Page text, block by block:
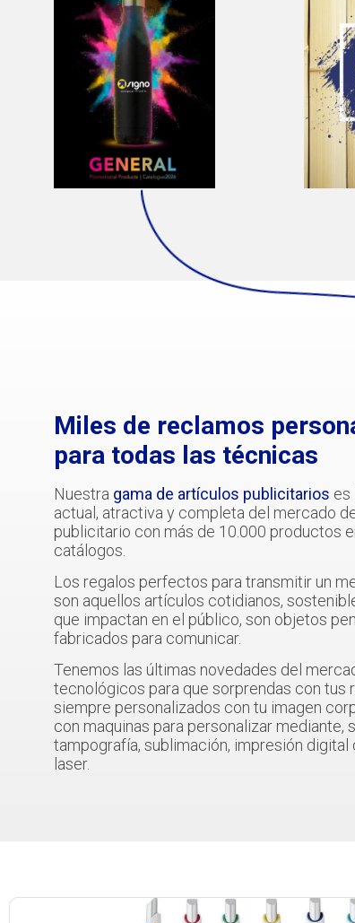
Miles de reclamos
para todas las técnicas
Nuestra gama de artículos publicitarios es
actual, atractiva y completa del mercado
publicitario con más de 10.000 productos
catálogos.
Los regalos perfectos para transmitir un
son aquellos artículos cotidianos,
que impactan en el público, son objetos
fabricados para comunicar.
Tenemos las últimas novedades del
tecnológicos para que sorprendas con tus
siempre personalizados con tu imagen
con maquinas para personalizar mediante,
tampografía, sublimación, impresión digital
laser.